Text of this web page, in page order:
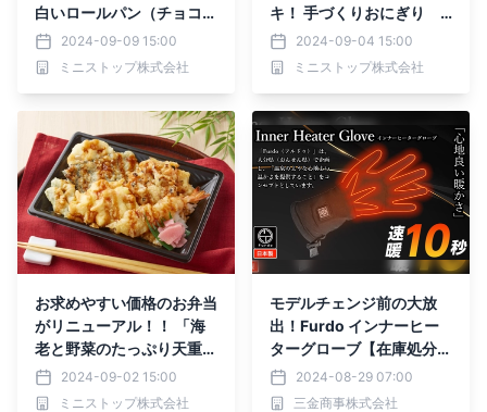
白いロールパン（チョコ＆
ホイップ）９月１０日
（火）新発売
2024-09-09 15:00
ミニストップ株式会社
キ！ 手づくりおにぎり
ごま油香る野沢菜 ９月６
日（金）新発売 お得な期
間限定セール実施 「九州
体価格から１０円引 「お
にぎりセットかしわめし」
通常本体価格から５０円引
「対象の得とくパック」通
常本体価格から３０円引
９月６日（金）～９月１２
日（木）実施
2024-09-04 15:00
ミニストップ株式会社
お求めやすい価格のお弁当
がリニューアル！！ 「海
老と野菜のたっぷり天重」
「彩り幕の内弁当」・「海
苔弁当」※１ ９月３日
2024-09-02 15:00
ミニストップ株式会社
モデルチェンジ前の大放
出！Furdo インナーヒー
ターグローブ【在庫処分セ
ール】で過去最安値に挑
戦！
2024-08-29 07:00
三金商事株式会社